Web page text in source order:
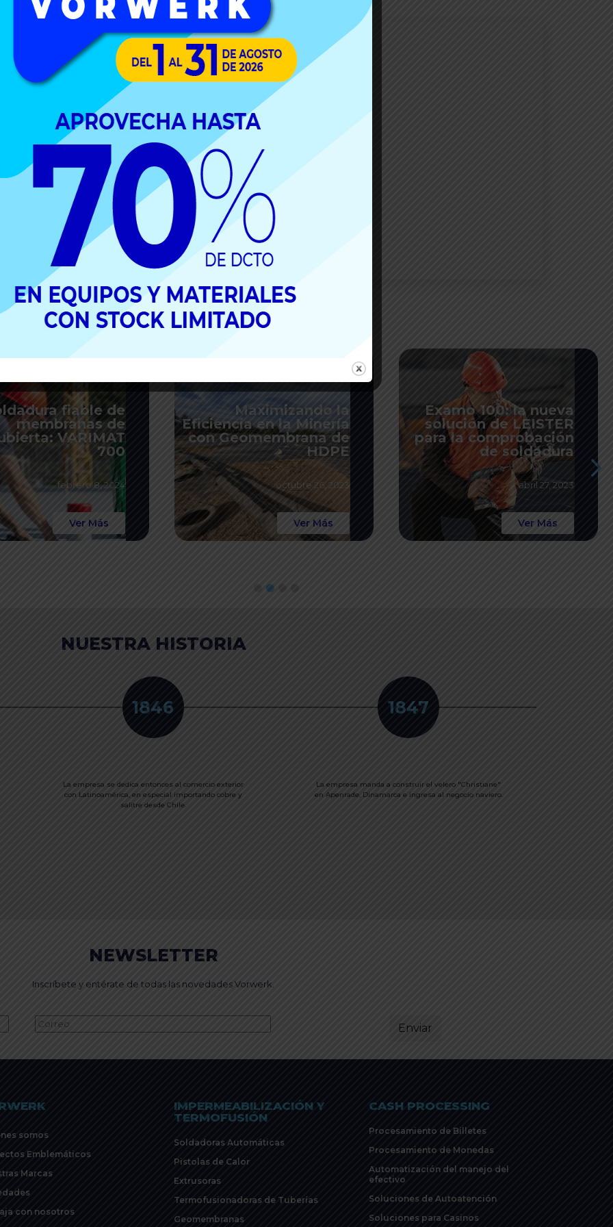
COTIZA TU PROYECTO
Enviar
fiable de
membranas de
VARIMAT
700
febrero 8, 2024
Ver Más
Maximizando la
Eficiencia en la Minería
con Geomembrana de
HDPE
octubre 26, 2023
Ver Más
Examo 100: la nueva
solución de LEISTER
para la comprobación
de soldadura
abril 27, 2023
Ver Más
NUESTRA HISTORIA
1846 1847
La empresa se dedica entonces al comercio exterior
con Latinoamérica, en especial importando cobre y
salitre desde Chile.
La empresa manda a construir el velero "Christiane"
en Apenrade, Dinamarca e ingresa al negocio naviero.
NEWSLETTER
Inscríbete y entérate de todas las novedades Vorwerk.
Alternative:
somos
Emblemáticos
Marcas
con nosotros
IMPERMEABILIZACIÓN Y
TERMOFUSIÓN
Soldadoras Automáticas
Pistolas de Calor
Extrusoras
Termofusionadoras de Tuberías
Geomembranas
CASH PROCESSING
Procesamiento de Billetes
Procesamiento de Monedas
Automatización del manejo del
efectivo
Soluciones de Autoatención
Soluciones para Casinos